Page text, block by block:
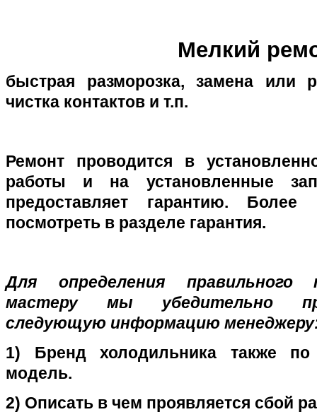
Мелкий
быстрая разморозка, замена или
чистка контактов и т.п.
Ремонт проводится в
работы и на установленные
предоставляет гарантию.
посмотреть в разделе гарантия.
Для определения правильного
мастеру мы убедительно
следующую информацию
1) Бренд холодильника также по
модель.
2) Описать в чем проявляется сбой